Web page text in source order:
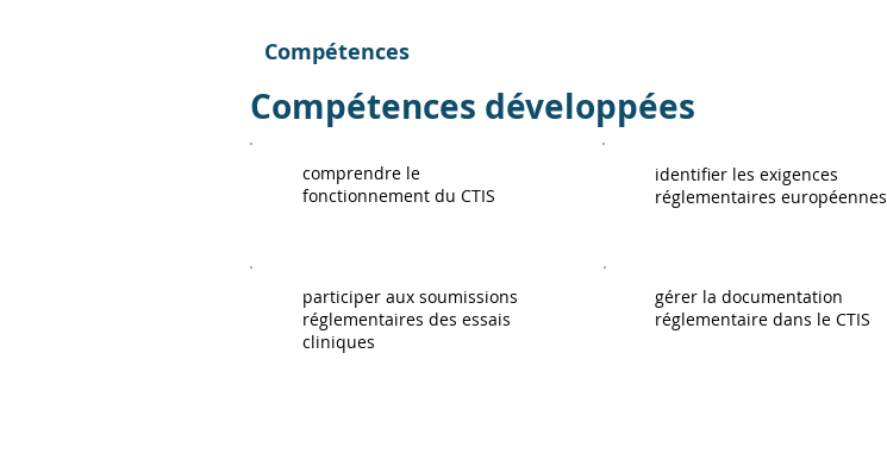
Compétences
Compétences développées
comprendre le
fonctionnement du CTIS
identifier les exigences
réglementaires européennes
participer aux soumissions
réglementaires des essais
cliniques
gérer la documentation
réglementaire dans le CTIS